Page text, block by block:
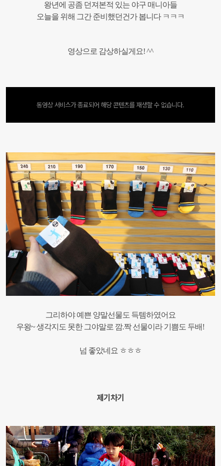
왕년에 공좀 던져본적 있는 야구 매니아들
오늘을 위해 그간 준비했던건가 봅니다 ㅋㅋㅋ
영상으로 감상하실게요! ^^
동영상 서비스가 종료되어 해당 콘텐츠를 재생할 수 없습니다.
그리하야 예쁜 양말선물도 득템하였어요
우왕~ 생각지도 못한 그야말로 깜.짝 선물이라 기쁨도 두배!
넘 좋았네요 ㅎㅎㅎ
제기차기